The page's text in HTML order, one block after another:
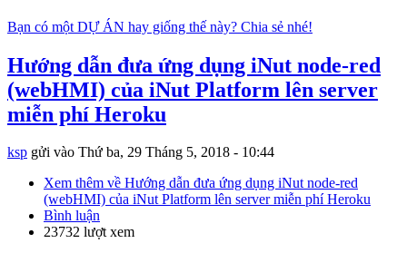
Bạn có một DỰ ÁN hay giống thế này? Chia sẻ nhé!
Hướng dẫn đưa ứng dụng iNut node-red
(webHMI) của iNut Platform lên server
miễn phí Heroku
ksp gửi vào Thứ ba, 29 Tháng 5, 2018 - 10:44
Xem thêm về Hướng dẫn đưa ứng dụng iNut node-red
(webHMI) của iNut Platform lên server miễn phí Heroku
Bình luận
23732 lượt xem